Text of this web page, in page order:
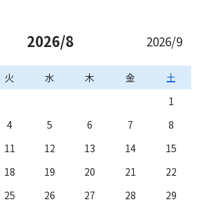
2026/8 2026/9
火 水 木 金
土
1
4 5 6 7
8
11 12 13 14
15
18 19 20 21
22
25 26 27 28
29